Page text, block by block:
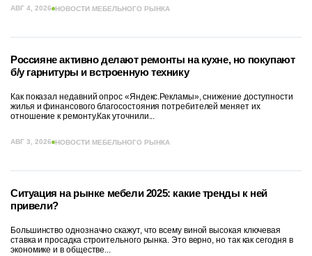
АВГ 4, 2026 НОВОСТИ МЕБЕЛЬНОГО РЫНКА
Россияне активно делают ремонты на кухне, но покупают
б/у гарнитуры и встроенную технику
Как показал недавний опрос «Яндекс.Рекламы», снижение доступности
жилья и финансового благосостояния потребителей меняет их
отношение к ремонту.Как уточнили...
АВГ 3, 2026 НОВОСТИ МЕБЕЛЬНОГО РЫНКА
Ситуация на рынке мебели 2025: какие тренды к ней
привели?
Большинство однозначно скажут, что всему виной высокая ключевая
ставка и просадка строительного рынка. Это верно, но так как сегодня в
экономике и в обществе...